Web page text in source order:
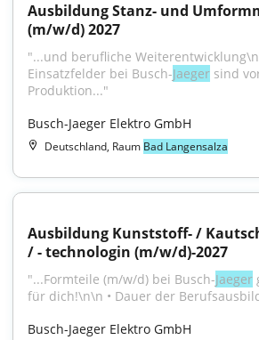
Ausbildung Stanz- und
(m/w/d) 2027
"...und berufliche
Einsatzfelder bei Busch-Jaeger sind
Produktion..."
Busch-Jaeger Elektro GmbH
Deutschland, Raum Bad Langensalza
Ausbildung Kunststoff- /
/ - technologin (m/w/d)-2027
"...Formteile (m/w/d) bei Busch-Jaeger
für dich!\n\n • Dauer der
Busch-Jaeger Elektro GmbH